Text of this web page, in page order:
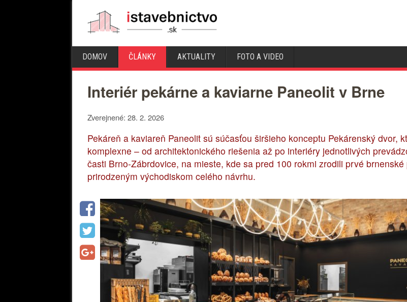
DOMOV ČLÁNKY AKTUALITY FOTO A VIDEO
Interiér pekárne a kaviarne Paneolit v Brne
Zverejnené: 28. 2. 2026
Pekáreň a kaviareň Paneolit ​​sú súčasťou širšieho konceptu Pekárenský dvor,
komplexne – od architektonického riešenia až po interiéry jednotlivých
časti Brno-Zábrdovice, na mieste, kde sa pred 100 rokmi zrodili prvé
prirodzeným východiskom celého návrhu.